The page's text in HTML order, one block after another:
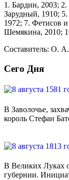
1. Бардин, 2003;
Зарудный, 1910;
1972; 7. Фетисов
Шемякина, 2010;
Составитель: О.
Сего Дня
В Заволочье,
король Стефан
В Великих Луках
губернии.